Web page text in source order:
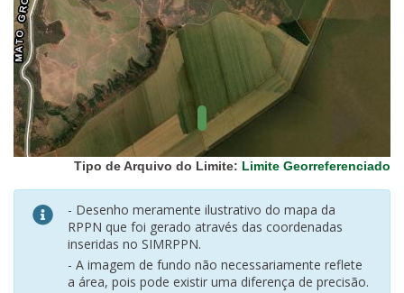
Vegetação
(IBGE)
Rodovias
(IBGE)
Relevo
(IBGE)
Tipo de Arquivo do Limite: Limite Georreferenciado
- Desenho meramente ilustrativo do mapa da
RPPN que foi gerado através das coordenadas
inseridas no SIMRPPN.
- A imagem de fundo não necessariamente reflete
a área, pois pode existir uma diferença de precisão.